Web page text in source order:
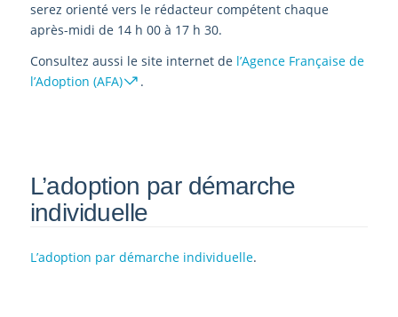
serez orienté vers le rédacteur compétent chaque
après-midi de 14 h 00 à 17 h 30.
Consultez aussi le site internet de l’Agence Française de
l’Adoption (AFA)
.
L’adoption par démarche
individuelle
L’adoption par démarche individuelle.